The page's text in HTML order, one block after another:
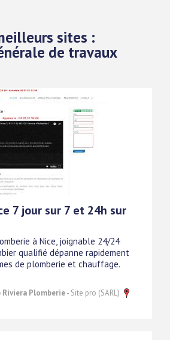
sites :
de travaux
7 jour sur 7 et 24h sur
à Nice, joignable 24/24
qualifié dépanne rapidement
de plomberie et chauffage.
Riviera Plomberie- Site pro (SARL)